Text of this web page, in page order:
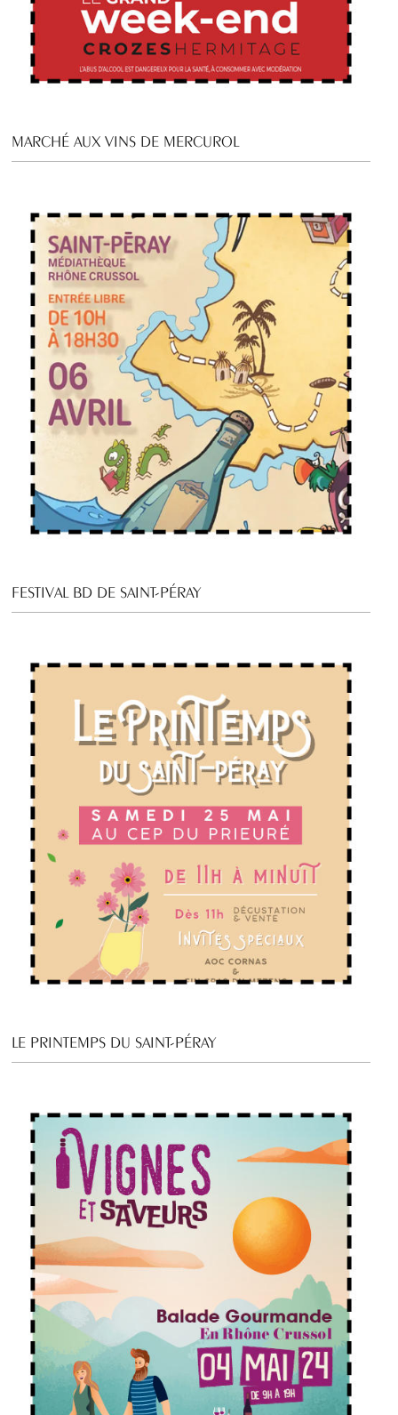
MARCHÉ AUX VINS DE MERCUROL
FESTIVAL BD DE SAINT-PÉRAY
LE PRINTEMPS DU SAINT-PÉRAY